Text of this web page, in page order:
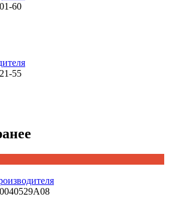
60
55